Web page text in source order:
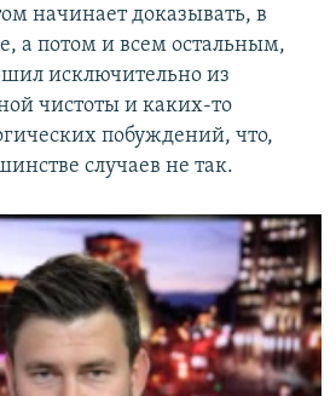
начинает доказывать, в
а потом и всем остальным,
исключительно из
чистоты и каких-то
побуждений, что,
случаев не так.